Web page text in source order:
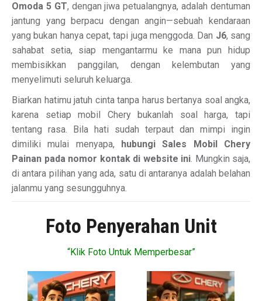
Omoda 5 GT, dengan jiwa petualangnya, adalah dentuman
jantung yang berpacu dengan angin—sebuah kendaraan
yang bukan hanya cepat, tapi juga menggoda. Dan J6, sang
sahabat setia, siap mengantarmu ke mana pun hidup
membisikkan panggilan, dengan kelembutan yang
menyelimuti seluruh keluarga.
Biarkan hatimu jatuh cinta tanpa harus bertanya soal angka,
karena setiap mobil Chery bukanlah soal harga, tapi
tentang rasa. Bila hati sudah terpaut dan mimpi ingin
dimiliki mulai menyapa, hubungi Sales Mobil Chery
Painan pada nomor kontak di website ini. Mungkin saja,
di antara pilihan yang ada, satu di antaranya adalah belahan
jalanmu yang sesungguhnya.
Foto Penyerahan Unit
“Klik Foto Untuk Memperbesar”